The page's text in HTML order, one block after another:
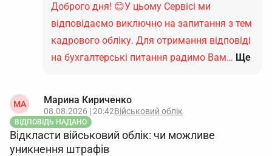
Доброго дня! 😊У цьому Сервісі ми
відповідаємо виключно на запитання з тем
кадрового обліку. Для отримання відповіді
на бухгалтерські питання радимо Вам… Ще
МА Марина Кириченко
08.08.2026 | 20:42Військовий облік
ВІДПОВІДЬ НАДАНО
Відкласти військовий облік: чи можливе
уникнення штрафів